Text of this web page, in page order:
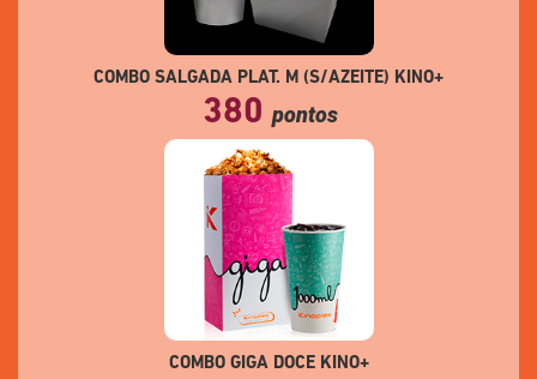
COMBO SALGADA PLAT. M (S/AZEITE) KINO+
380 pontos
COMBO GIGA DOCE KINO+